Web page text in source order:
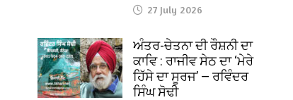
27 July 2026
ਅੰਤਰ-ਚੇਤਨਾ ਦੀ ਰੌਸ਼ਨੀ ਦਾ
ਕਾਵਿ : ਰਾਜੀਵ ਸੇਠ ਦਾ ‘ਮੇਰੇ
ਹਿੱਸੇ ਦਾ ਸੂਰਜ’ — ਰਵਿੰਦਰ
ਸਿੰਘ ਸੋਢੀ